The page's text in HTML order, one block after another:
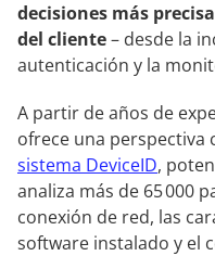
decisiones más
del cliente– desde la
autenticación y la
A partir de años de
ofrece una perspectiva
sistema DeviceID,
analiza más de 65 000
conexión de red, las
software instalado y el